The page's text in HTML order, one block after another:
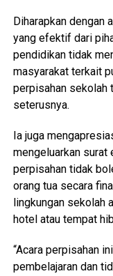
Diharapkan dengan
yang efektif dari
pendidikan tidak
masyarakat terkait
perpisahan sekolah
seterusnya.
Ia juga
mengeluarkan surat
perpisahan tidak
orang tua secara
lingkungan sekolah
hotel atau tempat
“Acara perpisahan
pembelajaran dan